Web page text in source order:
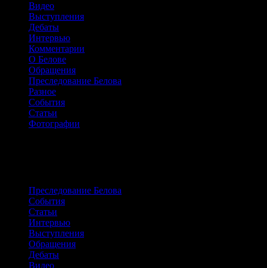
Видео
Выступления
Дебаты
Интервью
Комментарии
О Белове
Обращения
Преследование Белова
Разное
События
Статьи
Фотографии
Преследование Белова
События
Статьи
Интервью
Выступления
Обращения
Дебаты
Видео